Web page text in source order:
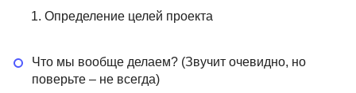
Определение целей проекта
Что мы вообще делаем? (Звучит очевидно, но
поверьте – не всегда)